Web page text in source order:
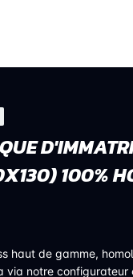
100%
haut de gamme,
via notre